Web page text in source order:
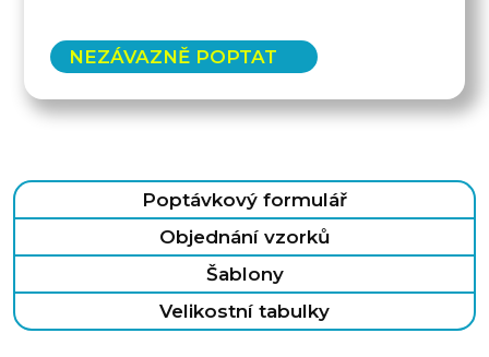
NEZÁVAZNĚ POPTAT
Poptávkový formulář
Objednání vzorků
Šablony
Velikostní tabulky